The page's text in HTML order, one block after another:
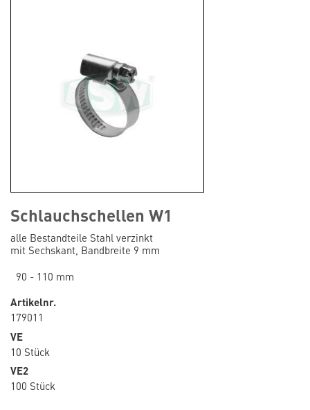
Schlauchschellen W1
alle Bestandteile Stahl verzinkt
mit Sechskant, Bandbreite 9 mm
90 - 110 mm
Artikelnr.
179011
VE
10 Stück
VE2
100 Stück